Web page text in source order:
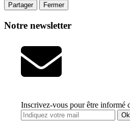
Partager Fermer
Notre newsletter
Inscrivez-vous pour être informé
Ok